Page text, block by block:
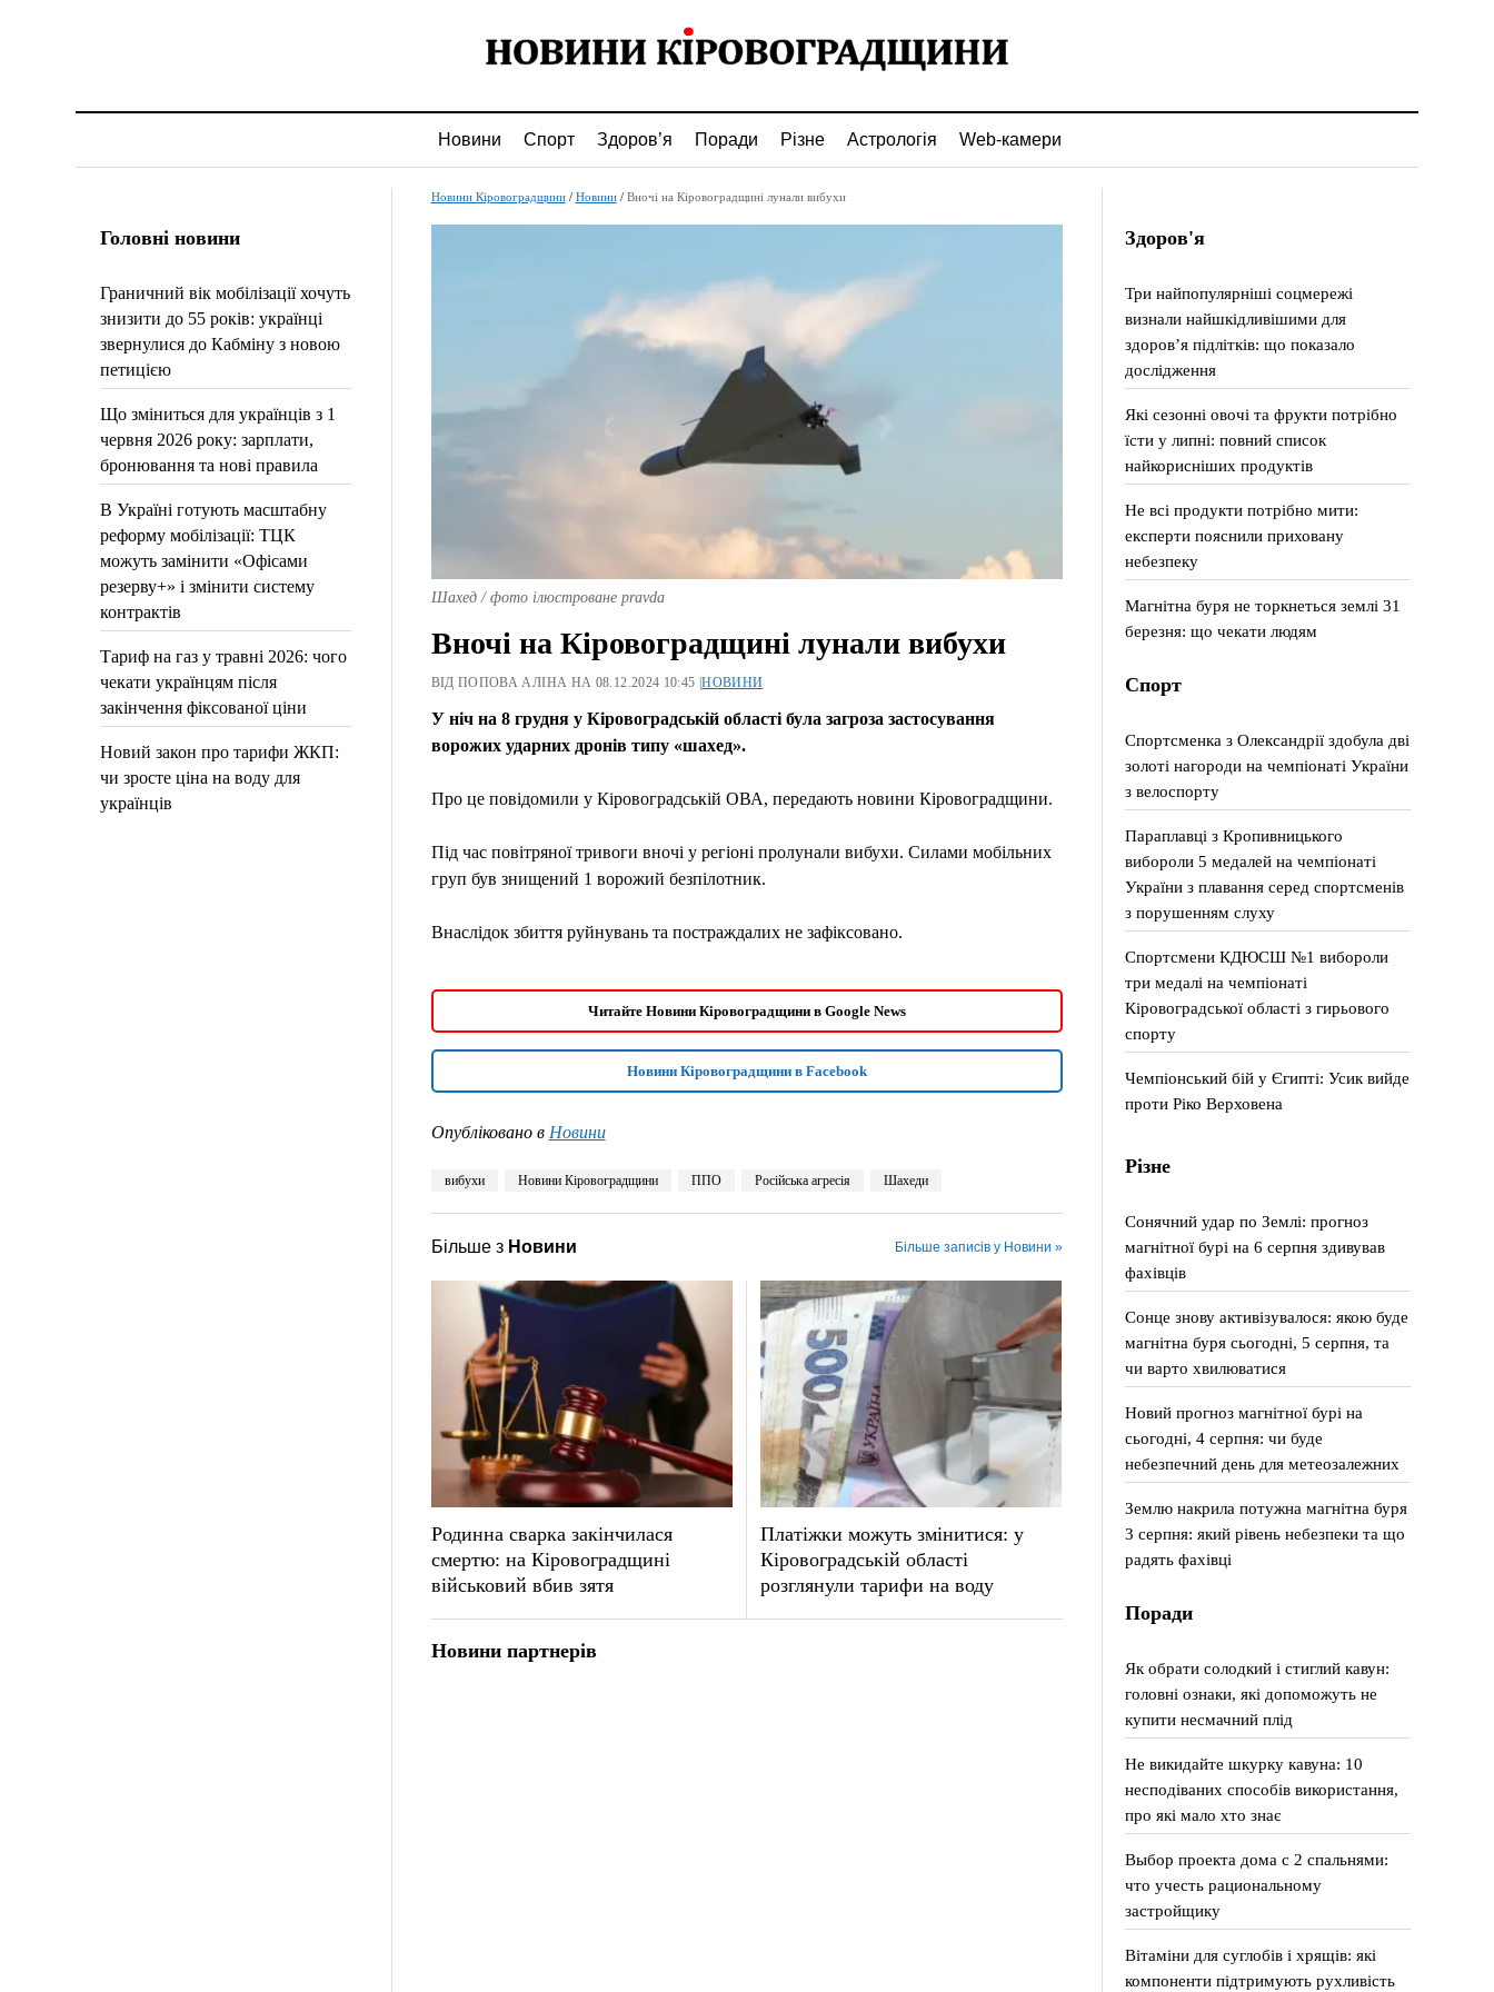
Новини Спорт Здоров’я Поради Різне Астрологія Web-камери
Головні новини
Граничний вік мобілізації хочуть
знизити до 55 років: українці
звернулися до Кабміну з новою
петицією
Що зміниться для українців з 1
червня 2026 року: зарплати,
бронювання та нові правила
В Україні готують масштабну
реформу мобілізації: ТЦК
можуть замінити «Офісами
резерву+» і змінити систему
контрактів
Тариф на газ у травні 2026: чого
чекати українцям після
закінчення фіксованої ціни
Новий закон про тарифи ЖКП:
чи зросте ціна на воду для
українців
Новини Кіровоградщини/ Новини/ Вночі на Кіровоградщині лунали вибухи
Шахед / фото ілюстроване pravda
Вночі на Кіровоградщині лунали вибухи
ВІД ПОПОВА АЛІНА НА 08.12.2024 10:45 |НОВИНИ
У ніч на 8 грудня у Кіровоградській області була загроза застосування
ворожих ударних дронів типу «шахед».
Про це повідомили у Кіровоградській ОВА, передають новини Кіровоградщини.
Під час повітряної тривоги вночі у регіоні пролунали вибухи. Силами мобільних
груп був знищений 1 ворожий безпілотник.
Внаслідок збиття руйнувань та постраждалих не зафіксовано.
Читайте Новини Кіровоградщини в Google News
Новини Кіровоградщини в Facebook
Опубліковано в Новини
вибухи Новини Кіровоградщини ППО Російська агресія Шахеди
Більше з Новини Більше записів у Новини »
Родинна сварка закінчилася
смертю: на Кіровоградщині
військовий вбив зятя
Платіжки можуть змінитися: у
Кіровоградській області
розглянули тарифи на воду
Новини партнерів
Здоров'я
Три найпопулярніші соцмережі
визнали найшкідливішими для
здоров’я підлітків: що показало
дослідження
Які сезонні овочі та фрукти потрібно
їсти у липні: повний список
найкорисніших продуктів
Не всі продукти потрібно мити:
експерти пояснили приховану
небезпеку
Магнітна буря не торкнеться землі 31
березня: що чекати людям
Спорт
Спортсменка з Олександрії здобула дві
золоті нагороди на чемпіонаті України
з велоспорту
Параплавці з Кропивницького
вибороли 5 медалей на чемпіонаті
України з плавання серед спортсменів
з порушенням слуху
Спортсмени КДЮСШ №1 вибороли
три медалі на чемпіонаті
Кіровоградської області з гирьового
спорту
Чемпіонський бій у Єгипті: Усик вийде
проти Ріко Верховена
Різне
Сонячний удар по Землі: прогноз
магнітної бурі на 6 серпня здивував
фахівців
Сонце знову активізувалося: якою буде
магнітна буря сьогодні, 5 серпня, та
чи варто хвилюватися
Новий прогноз магнітної бурі на
сьогодні, 4 серпня: чи буде
небезпечний день для метеозалежних
Землю накрила потужна магнітна буря
3 серпня: який рівень небезпеки та що
радять фахівці
Поради
Як обрати солодкий і стиглий кавун:
головні ознаки, які допоможуть не
купити несмачний плід
Не викидайте шкурку кавуна: 10
несподіваних способів використання,
про які мало хто знає
Выбор проекта дома с 2 спальнями:
что учесть рациональному
застройщику
Вітаміни для суглобів і хрящів: які
компоненти підтримують рухливість